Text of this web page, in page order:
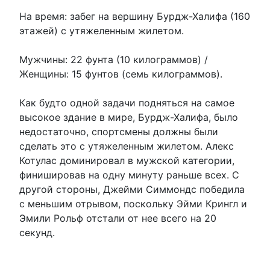
На время: забег на вершину Бурдж-Халифа (160
этажей) с утяжеленным жилетом.
Мужчины: 22 фунта (10 килограммов) /
Женщины: 15 фунтов (семь килограммов).
Как будто одной задачи подняться на самое
высокое здание в мире, Бурдж-Халифа, было
недостаточно, спортсмены должны были
сделать это с утяжеленным жилетом. Алекс
Котулас доминировал в мужской категории,
финишировав на одну минуту раньше всех. С
другой стороны, Джейми Симмондс победила
с меньшим отрывом, поскольку Эйми Крингл и
Эмили Рольф отстали от нее всего на 20
секунд.